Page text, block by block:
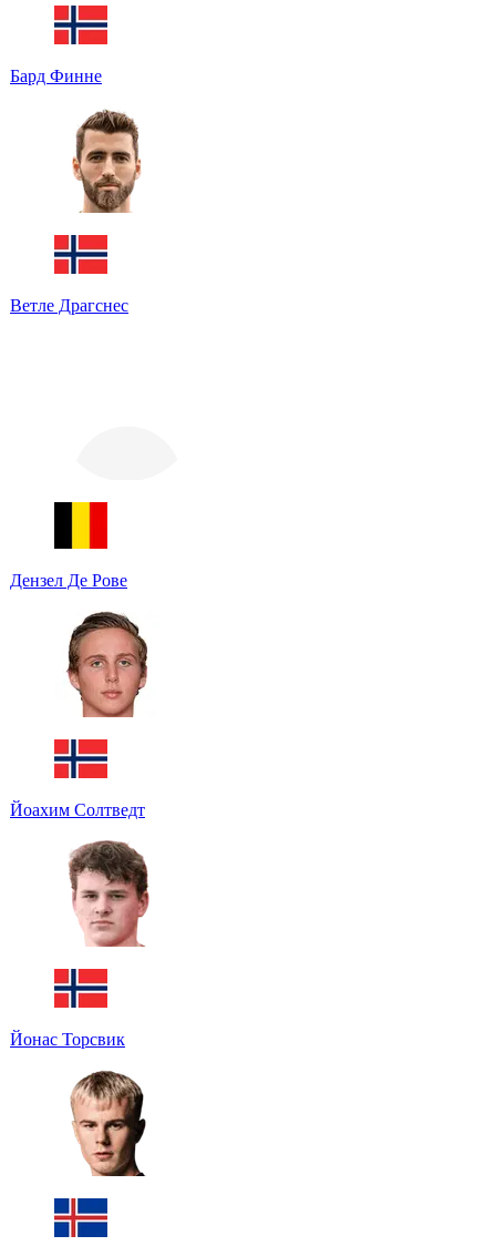
Бард Финне
Ветле Драгснес
Дензел Де Рове
Йоахим Солтведт
Йонас Торсвик